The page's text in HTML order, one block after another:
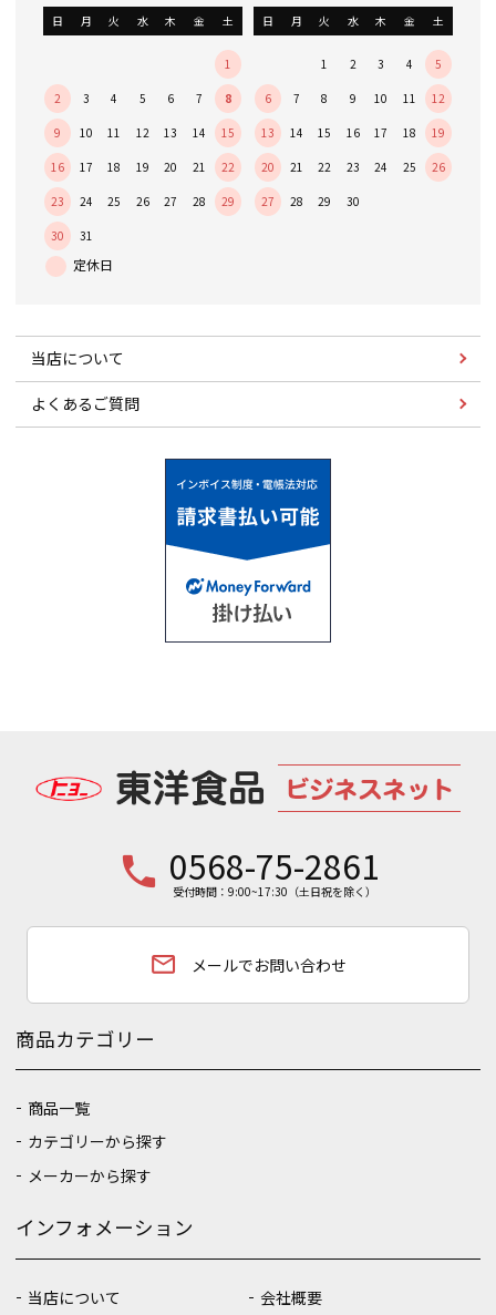
日 月 火 水 木 金 土
1
2 3 4 5 6 7 8
9 10 11 12 13 14 15
16 17 18 19 20 21 22
23 24 25 26 27 28 29
30 31
日 月 火 水 木 金 土
1 2 3 4 5
6 7 8 9 10 11 12
13 14 15 16 17 18 19
20 21 22 23 24 25 26
27 28 29 30
当店について
よくあるご質問
phone 0568-75-2861
受付時間：9:00~17:30（土日祝を除く）
email メールでお問い合わせ
商品カテゴリー
商品一覧
カテゴリーから探す
メーカーから探す
インフォメーション
当店について 会社概要